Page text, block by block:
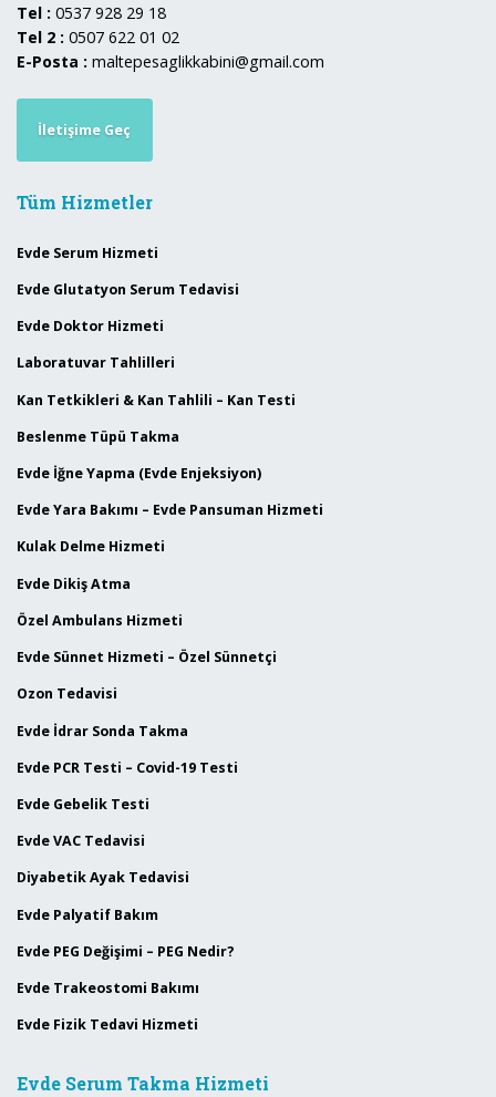
Tel : 0537 928 29 18
Tel 2 : 0507 622 01 02
E-Posta : maltepesaglikkabini@gmail.com
İletişime Geç
Tüm Hizmetler
Evde Serum Hizmeti
Evde Glutatyon Serum Tedavisi
Evde Doktor Hizmeti
Laboratuvar Tahlilleri
Kan Tetkikleri & Kan Tahlili – Kan Testi
Beslenme Tüpü Takma
Evde İğne Yapma (Evde Enjeksiyon)
Evde Yara Bakımı – Evde Pansuman Hizmeti
Kulak Delme Hizmeti
Evde Dikiş Atma
Özel Ambulans Hizmeti
Evde Sünnet Hizmeti – Özel Sünnetçi
Ozon Tedavisi
Evde İdrar Sonda Takma
Evde PCR Testi – Covid-19 Testi
Evde Gebelik Testi
Evde VAC Tedavisi
Diyabetik Ayak Tedavisi
Evde Palyatif Bakım
Evde PEG Değişimi – PEG Nedir?
Evde Trakeostomi Bakımı
Evde Fizik Tedavi Hizmeti
Evde Serum Takma Hizmeti